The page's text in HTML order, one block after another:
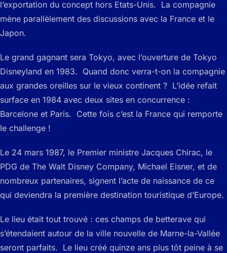
l’exportation du concept hors Etats-Unis. La compagnie
mène parallèlement des discussions avec la France et le
Japon.
Le grand gagnant sera Tokyo, avec l’ouverture de Tokyo
Disneyland en 1983. Quand donc verra-t-on la compagnie
aux grandes oreilles sur le vieux continent ? L’idée refait
surface en 1984 avec deux sites en concurrence :
Barcelone et Paris. Cette fois c’est la France qui remporte
le challenge !
Le 24 mars 1987, le Premier ministre Jacques Chirac, le
PDG de The Walt Disney Company, Michael Eisner, et de
nombreux partenaires, signent l’acte de naissance de ce
qui deviendra la première destination touristique d’Europe.
Le lieu était tout trouvé : ces champs de betterave qui
s’étendaient autour de la ville nouvelle de Marne-la-Vallée
seront parfaits. Le lieu créé quinze ans plus tôt peine à se